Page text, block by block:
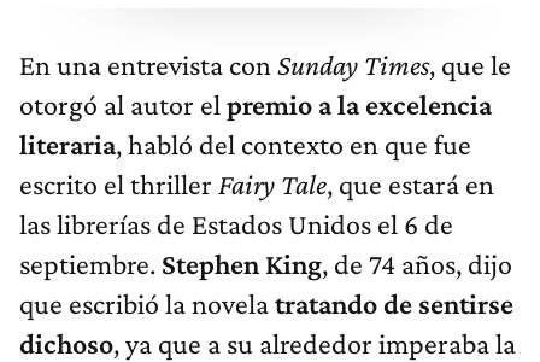
En una entrevista con Sunday Times, que le
otorgó al autor el premio a la excelencia
literaria, habló del contexto en que fue
escrito el thriller Fairy Tale, que estará en
las librerías de Estados Unidos el 6 de
septiembre. Stephen King, de 74 años, dijo
que escribió la novelatratando de sentirse
dichoso, ya que a su alrededor imperaba la